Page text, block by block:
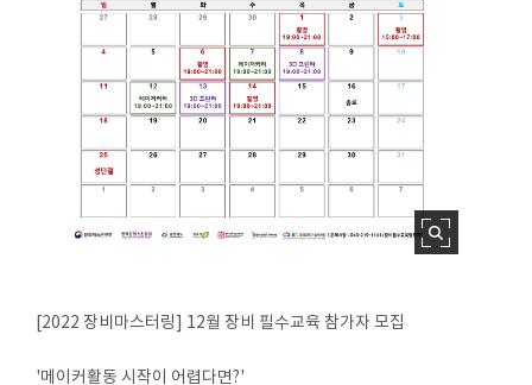
[2022 장비마스터링] 12월 장비 필수교육 참가자 모집
'메이커활동 시작이 어렵다면?'